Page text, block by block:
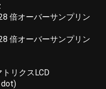
倍オーバーサンプリン
倍オーバーサンプリン
トリクスLCD